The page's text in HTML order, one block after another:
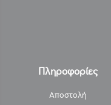
Πληροφορίες
Αποστολή